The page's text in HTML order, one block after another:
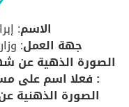
الاسم:
جهة العمل:
الصورة الذهية عن
: فعلا اسم على
الصورة الذهنية